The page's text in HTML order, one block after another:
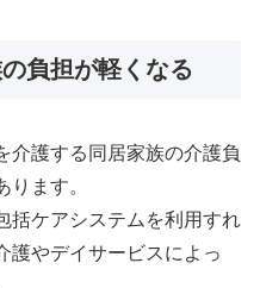
負担が軽くなる
介護する同居家族の介護負
ます。
括ケアシステムを利用すれ
護やデイサービスによっ